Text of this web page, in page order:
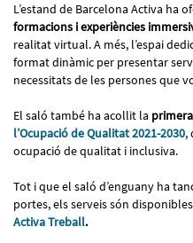
L’estand de Barcelona Activa ha
formacions i experiències
realitat virtual. A més, l’espai
format dinàmic per presentar
necessitats de les persones que
El saló també ha acollit la
l’Ocupació de Qualitat 2021-2030,
ocupació de qualitat i inclusiva.
Tot i que el saló d’enguany ha
portes, els serveis són
Activa Treball.